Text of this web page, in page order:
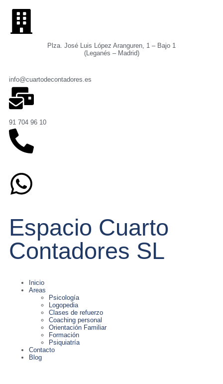
Plza. José Luis López Aranguren, 1 – Bajo 1
(Leganés – Madrid)
info@cuartodecontadores.es
91 704 96 10
Espacio Cuarto
Contadores SL
Inicio
Areas
Psicología
Logopedia
Clases de refuerzo
Coaching personal
Orientación Familiar
Formación
Psiquiatría
Contacto
Blog